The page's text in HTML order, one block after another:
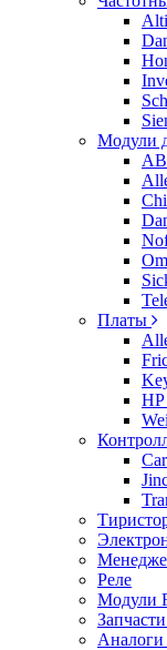
Модули
Платы
Реле
Модули
Аналоги